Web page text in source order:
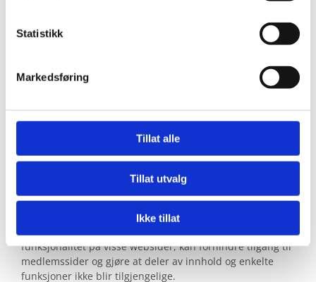
Statistikk
Markedsføring
Tillat alle
Tillat utvalg
Ikke tillat
fra andre firma for å gjøre markedsundersøkelser
og trafikkmålinger, og for å forbedre
Du kan slette informasjonskapsler fra din harddisk når
som helst, men dette gjør at dine personlige innstillinger
forsvinner. Du kan også endre innstillingene i din
nettleser slik at den ikke tillater at informasjonskapsler
lagres på din harddisk. Dette gir imidlertid dårligere
funksjonalitet på visse websider, kan forhindre tilgang til
medlemssider og gjøre at deler av innhold og enkelte
funksjoner ikke blir tilgjengelige.